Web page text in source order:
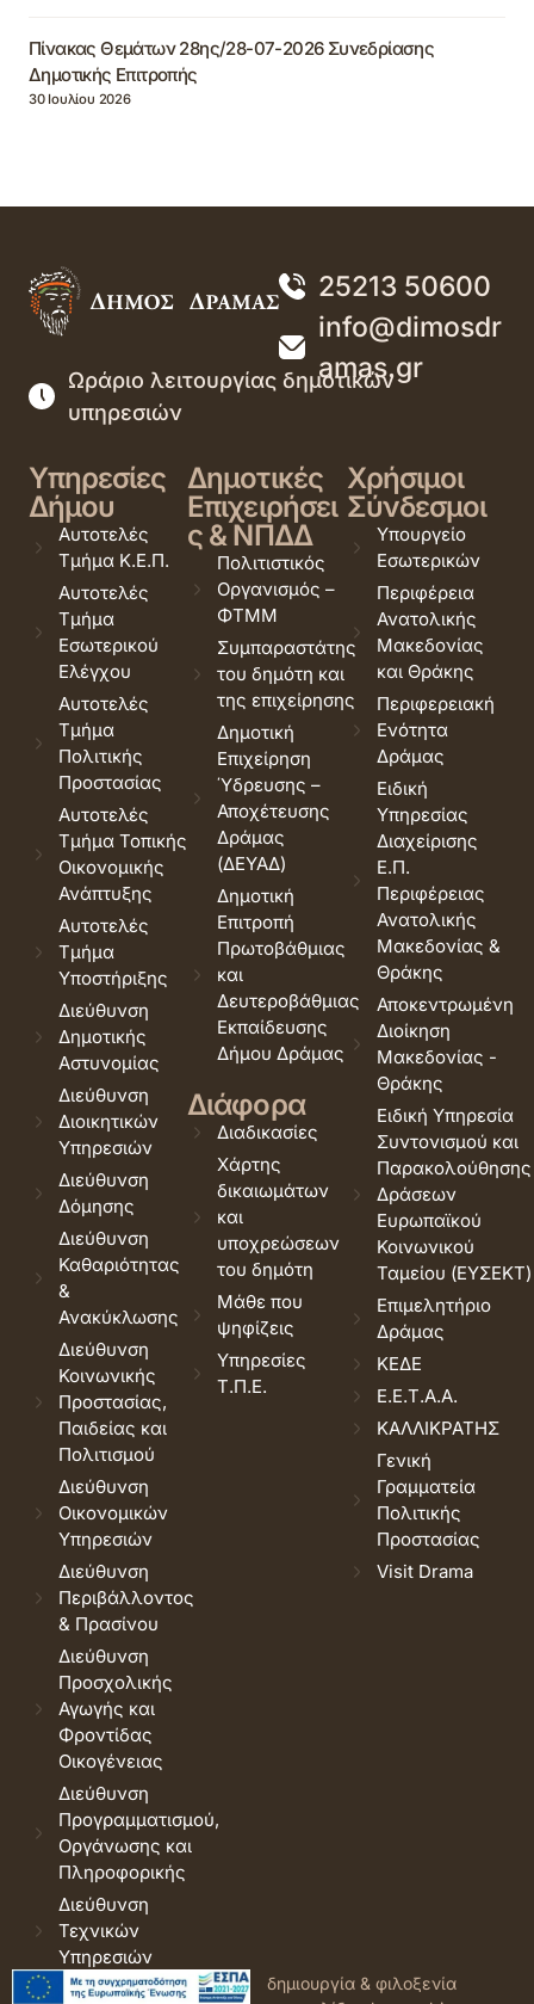
Πίνακας Θεμάτων 28ης/28-07-2026 Συνεδρίασης
Δημοτικής Επιτροπής
30 Ιουλίου 2026
25213 50600
info@dimosdr
amas.gr
Ωράριο λειτουργίας δημοτικών
υπηρεσιών
Υπηρεσίες
Δήμου
Αυτοτελές
Τμήμα Κ.Ε.Π.
Αυτοτελές
Τμήμα
Εσωτερικού
Ελέγχου
Αυτοτελές
Τμήμα
Πολιτικής
Προστασίας
Αυτοτελές
Τμήμα Τοπικής
Οικονομικής
Ανάπτυξης
Αυτοτελές
Τμήμα
Υποστήριξης
Διεύθυνση
Δημοτικής
Αστυνομίας
Διεύθυνση
Διοικητικών
Υπηρεσιών
Διεύθυνση
Δόμησης
Διεύθυνση
Καθαριότητας
&
Ανακύκλωσης
Διεύθυνση
Κοινωνικής
Προστασίας,
Παιδείας και
Πολιτισμού
Διεύθυνση
Οικονομικών
Υπηρεσιών
Διεύθυνση
Περιβάλλοντος
& Πρασίνου
Διεύθυνση
Προσχολικής
Αγωγής και
Φροντίδας
Οικογένειας
Διεύθυνση
Προγραμματισμού,
Οργάνωσης και
Πληροφορικής
Διεύθυνση
Τεχνικών
Υπηρεσιών
Δημοτικές
Επιχειρήσει
ς & ΝΠΔΔ
Πολιτιστικός
Οργανισμός –
ΦΤΜΜ
Συμπαραστάτης
του δημότη και
της επιχείρησης
Δημοτική
Επιχείρηση
Ύδρευσης –
Αποχέτευσης
Δράμας
(ΔΕΥΑΔ)
Δημοτική
Επιτροπή
Πρωτοβάθμιας
και
Δευτεροβάθμιας
Εκπαίδευσης
Δήμου Δράμας
Διάφορα
Διαδικασίες
Χάρτης
δικαιωμάτων
και
υποχρεώσεων
του δημότη
Μάθε που
ψηφίζεις
Υπηρεσίες
Τ.Π.Ε.
Χρήσιμοι
Σύνδεσμοι
Υπουργείο
Εσωτερικών
Περιφέρεια
Ανατολικής
Μακεδονίας
και Θράκης
Περιφερειακή
Ενότητα
Δράμας
Ειδική
Υπηρεσίας
Διαχείρισης
Ε.Π.
Περιφέρειας
Ανατολικής
Μακεδονίας &
Θράκης
Αποκεντρωμένη
Διοίκηση
Μακεδονίας -
Θράκης
Ειδική Υπηρεσία
Συντονισμού και
Παρακολούθησης
Δράσεων
Ευρωπαϊκού
Κοινωνικού
Ταμείου (ΕΥΣΕΚΤ)
Επιμελητήριο
Δράμας
ΚΕΔΕ
Ε.Ε.Τ.Α.Α.
ΚΑΛΛΙΚΡΑΤΗΣ
Γενική
Γραμματεία
Πολιτικής
Προστασίας
Visit Drama
© 2026 Δήμος Δράμας. Όροι
δημιουργία & φιλοξενία